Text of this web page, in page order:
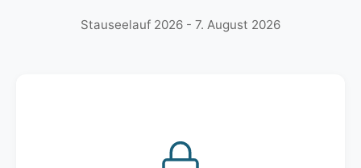
Stauseelauf 2026 - 7. August 2026